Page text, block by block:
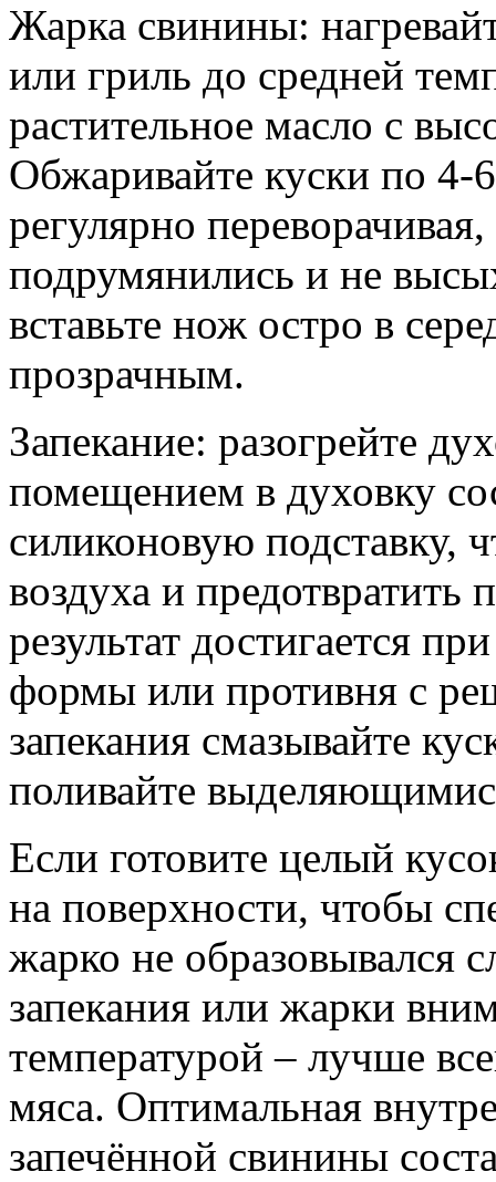
Жарка свинины:
или гриль до средней
растительное масло с
Обжаривайте куски по
регулярно
подрумянились и не
вставьте нож остро в
прозрачным.
Запекание: разогрейте
помещением в духовку
силиконовую подставку,
воздуха и
результат достигается
формы или противня с
запекания смазывайте
поливайте
Если готовите целый
на поверхности, чтобы
жарко не образовывался
запекания или жарки
температурой – лучше
мяса. Оптимальная
запечённой свинины